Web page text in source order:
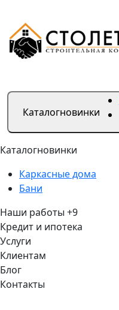
Каталогновинки
Каталогновинки
Каркасные дома
Бани
Наши работы +9
Кредит и ипотека
Услуги
Клиентам
Блог
Контакты